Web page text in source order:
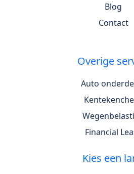
Blog
Contact
Overige
Auto
Financial
Kies een